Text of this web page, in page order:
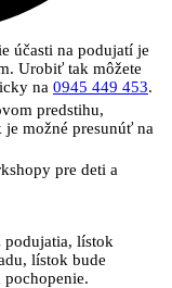
účasti na podujatí je
Urobiť tak môžete
na 0945 449 453.
predstihu,
možné presunúť na
pre deti a
podujatia, lístok
lístok bude
pochopenie.